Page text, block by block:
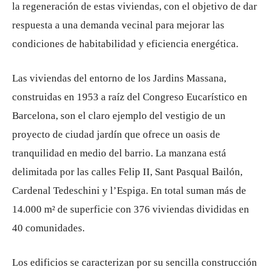
la regeneración de estas viviendas, con el objetivo de dar
respuesta a una demanda vecinal para mejorar las
condiciones de habitabilidad y eficiencia energética.
Las viviendas del entorno de los Jardins Massana,
construidas en 1953 a raíz del Congreso Eucarístico en
Barcelona, ​​son el claro ejemplo del vestigio de un
proyecto de ciudad jardín que ofrece un oasis de
tranquilidad en medio del barrio. La manzana está
delimitada por las calles Felip II, Sant Pasqual Bailón,
Cardenal Tedeschini y l’Espiga. En total suman más de
14.000 m² de superficie con 376 viviendas divididas en
40 comunidades.
Los edificios se caracterizan por su sencilla construcción